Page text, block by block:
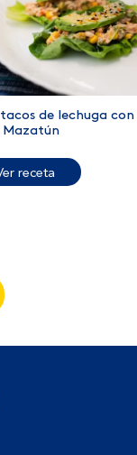
de lechuga con
Mazatún
receta